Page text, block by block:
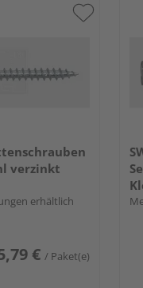
verzinkt
erhältlich
€ / Paket(e)